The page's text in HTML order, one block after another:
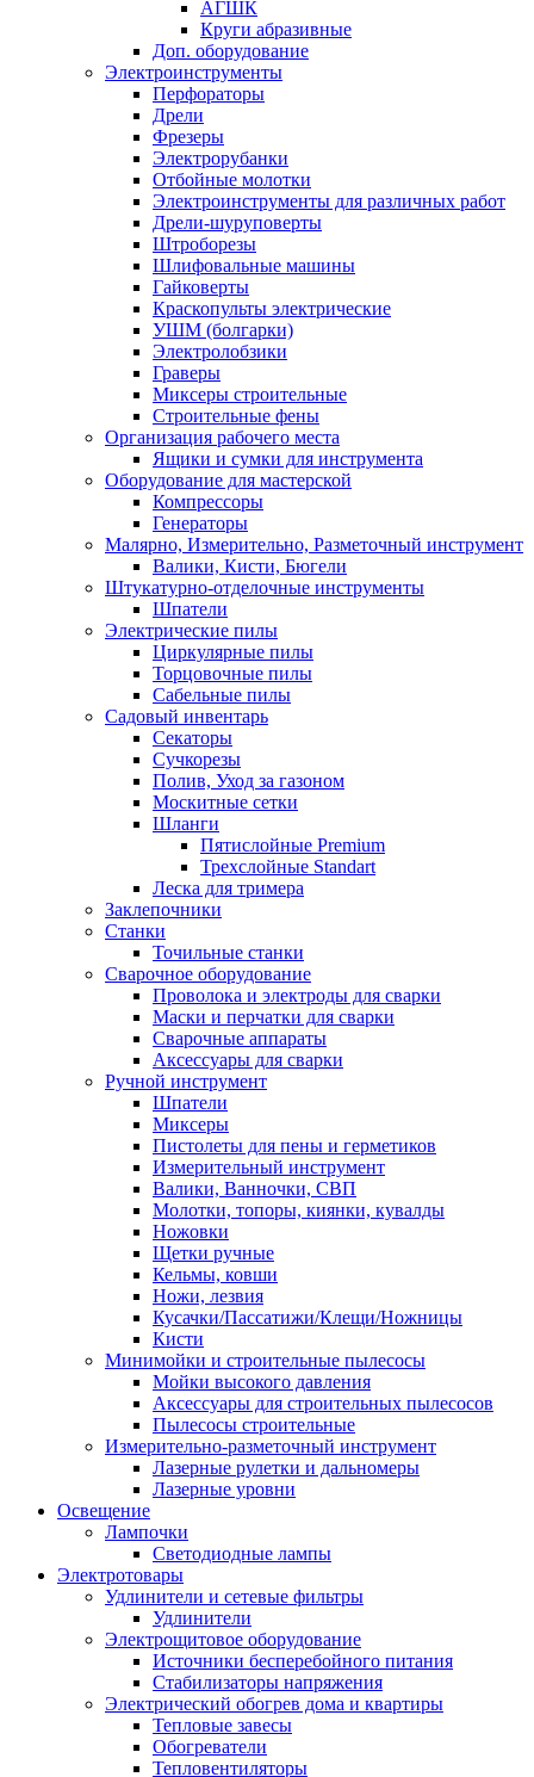
АГШК
Круги абразивные
Доп. оборудование
Электроинструменты
Перфораторы
Дрели
Фрезеры
Электрорубанки
Отбойные молотки
Электроинструменты для различных работ
Дрели-шуруповерты
Штроборезы
Шлифовальные машины
Гайковерты
Краскопульты электрические
УШМ (болгарки)
Электролобзики
Граверы
Миксеры строительные
Строительные фены
Организация рабочего места
Ящики и сумки для инструмента
Оборудование для мастерской
Компрессоры
Генераторы
Малярно, Измерительно, Разметочный инструмент
Валики, Кисти, Бюгели
Штукатурно-отделочные инструменты
Шпатели
Электрические пилы
Циркулярные пилы
Торцовочные пилы
Сабельные пилы
Садовый инвентарь
Секаторы
Сучкорезы
Полив, Уход за газоном
Москитные сетки
Шланги
Пятислойные Premium
Трехслойные Standart
Леска для тримера
Заклепочники
Станки
Точильные станки
Сварочное оборудование
Проволока и электроды для сварки
Маски и перчатки для сварки
Сварочные аппараты
Аксессуары для сварки
Ручной инструмент
Шпатели
Миксеры
Пистолеты для пены и герметиков
Измерительный инструмент
Валики, Ванночки, СВП
Молотки, топоры, киянки, кувалды
Ножовки
Щетки ручные
Кельмы, ковши
Ножи, лезвия
Кусачки/Пассатижи/Клещи/Ножницы
Кисти
Минимойки и строительные пылесосы
Мойки высокого давления
Аксессуары для строительных пылесосов
Пылесосы строительные
Измерительно-разметочный инструмент
Лазерные рулетки и дальномеры
Лазерные уровни
Освещение
Лампочки
Светодиодные лампы
Электротовары
Удлинители и сетевые фильтры
Удлинители
Электрощитовое оборудование
Источники бесперебойного питания
Стабилизаторы напряжения
Электрический обогрев дома и квартиры
Тепловые завесы
Обогреватели
Тепловентиляторы